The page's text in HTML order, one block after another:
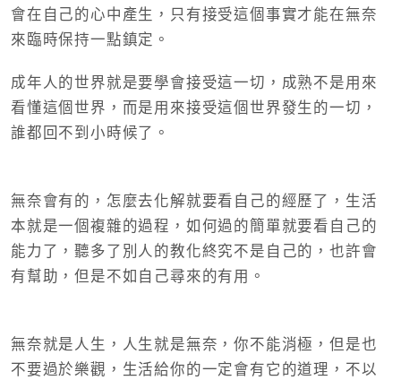
會在自己的心中產生，只有接受這個事實才能在無奈
來臨時保持一點鎮定。
成年人的世界就是要學會接受這一切，成熟不是用來
看懂這個世界，而是用來接受這個世界發生的一切，
誰都回不到小時候了。
無奈會有的，怎麼去化解就要看自己的經歷了，生活
本就是一個複雜的過程，如何過的簡單就要看自己的
能力了，聽多了別人的教化終究不是自己的，也許會
有幫助，但是不如自己尋來的有用。
無奈就是人生，人生就是無奈，你不能消極，但是也
不要過於樂觀，生活給你的一定會有它的道理，不以